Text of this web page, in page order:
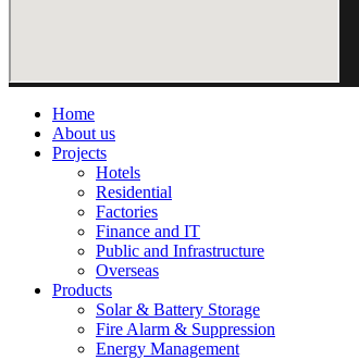
Home
About us
Projects
Hotels
Residential
Factories
Finance and IT
Public and Infrastructure
Overseas
Products
Solar & Battery Storage
Fire Alarm & Suppression
Energy Management